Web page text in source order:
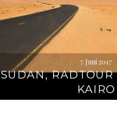
7. Juni 2017
SUDAN, RADTOUR
KAIRO